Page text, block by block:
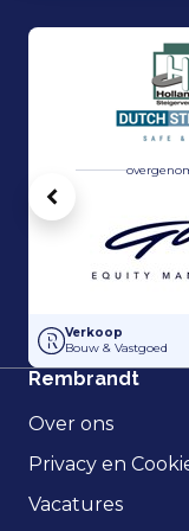
Overname van
Verkoop
Bouw & Vastgoed
Vorige
Rembrandt
Over ons
Privacy en
Vacatures